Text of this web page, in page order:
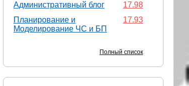
17.98
Административный блог
17.93
Планирование и
Моделирование ЧС и БП
Полный список